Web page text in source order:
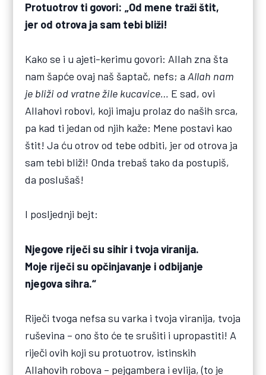
Protuotrov ti govori: „Od mene traži štit,
jer od otrova ja sam tebi bliži!
Kako se i u ajeti-kerimu govori: Allah zna šta
nam šapće ovaj naš šaptač, nefs; aAllah nam
je bliži od vratne žile kucavice… E sad, ovi
Allahovi robovi, koji imaju prolaz do naših srca,
pa kad ti jedan od njih kaže: Mene postavi kao
štit! Ja ću otrov od tebe odbiti, jer od otrova ja
sam tebi bliži! Onda trebaš tako da postupiš,
da poslušaš!
I posljednji bejt:
Njegove riječi su sihir i tvoja viranija.
Moje riječi su opčinjavanje i odbijanje
njegova sihra.“
Riječi tvoga nefsa su varka i tvoja viranija, tvoja
ruševina – ono što će te srušiti i upropastiti! A
riječi ovih koji su protuotrov, istinskih
Allahovih robova – pejgambera i evlija, (to je